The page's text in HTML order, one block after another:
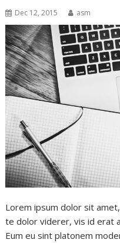
Dec 12, 2015 asm
Lorem ipsum dolor sit
te dolor viderer, vis id erat
Eum eu sint platonem